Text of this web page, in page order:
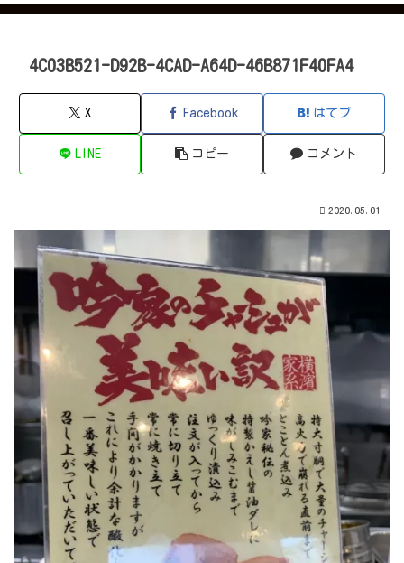
4C03B521-D92B-4CAD-A64D-46B871F40FA4
X Facebook はてブ
LINE コピー コメント
2020.05.01